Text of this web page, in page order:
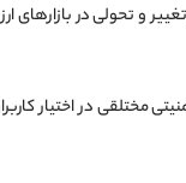
و تحولی در بازارهای
مختلقی در اختیار